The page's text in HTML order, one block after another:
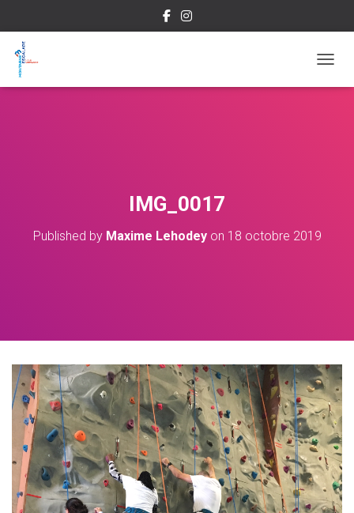
IMG_0017
Published by Maxime Lehodeyon 18 octobre 2019